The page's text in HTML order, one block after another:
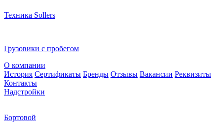
Техника Sollers
Грузовики с пробегом
О компании
История Сертификаты Бренды Отзывы Вакансии Реквизиты
Контакты
Надстройки
Бортовой